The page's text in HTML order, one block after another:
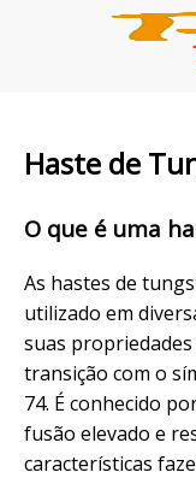
Haste de
O que é uma
As hastes de
utilizado em
suas
transição com o
74. É conhecido
fusão elevado e
características